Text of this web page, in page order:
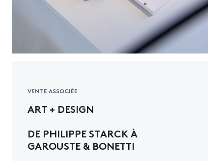
VENTE ASSOCIÉE
ART + DESIGN
DE PHILIPPE STARCK À
GAROUSTE & BONETTI